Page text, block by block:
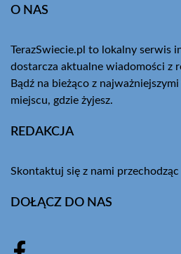
O NAS
TerazSwiecie.pl to lokalny serwis
dostarcza aktualne wiadomości z
Bądź na bieżąco z
miejscu, gdzie żyjesz.
REDAKCJA
Skontaktuj się z nami
DOŁĄCZ DO NAS